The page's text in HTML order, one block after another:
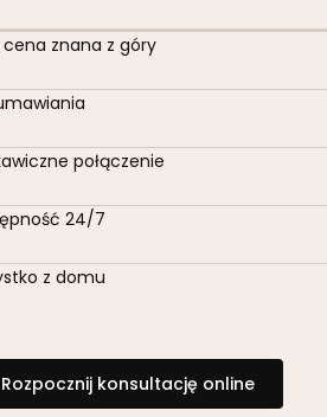
cena znana z góry
połączenie
24/7
z domu
Rozpocznij konsultację online